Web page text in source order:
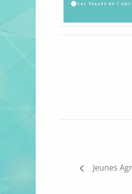
Jeunes